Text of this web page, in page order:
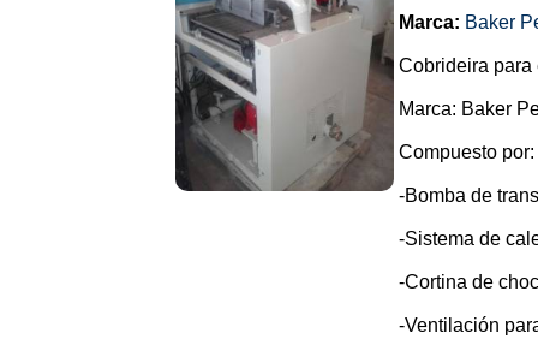
Marca: Baker
Cobrideira para
Marca: Baker
Compuesto por:
-Bomba de
-Sistema de
-Cortina de
-Ventilación